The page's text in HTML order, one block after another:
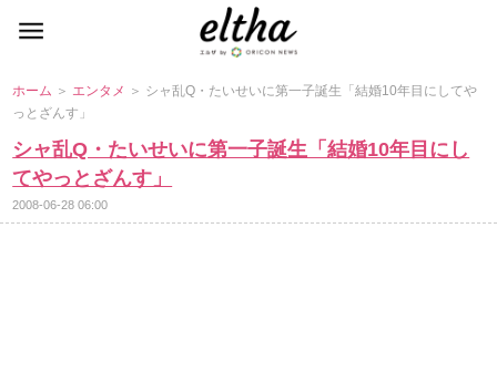
ホーム ＞ エンタメ ＞ シャ乱Q・たいせいに第一子誕生「結婚10年目にして
っとざんす」
シャ乱Q・たいせいに第一子誕生「結婚10年目にし
てやっとざんす」
2008-06-28 06:00